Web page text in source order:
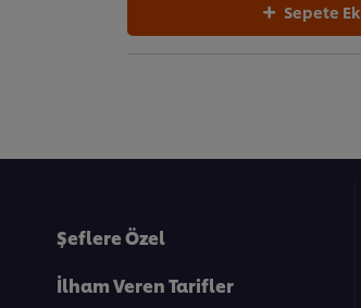
Sepete
Şeflere Özel
İlham Veren Tarifler